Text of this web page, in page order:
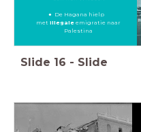
De Hagana hielp
metillegaleemigratie naar
Palestina
Slide 16 - Slide